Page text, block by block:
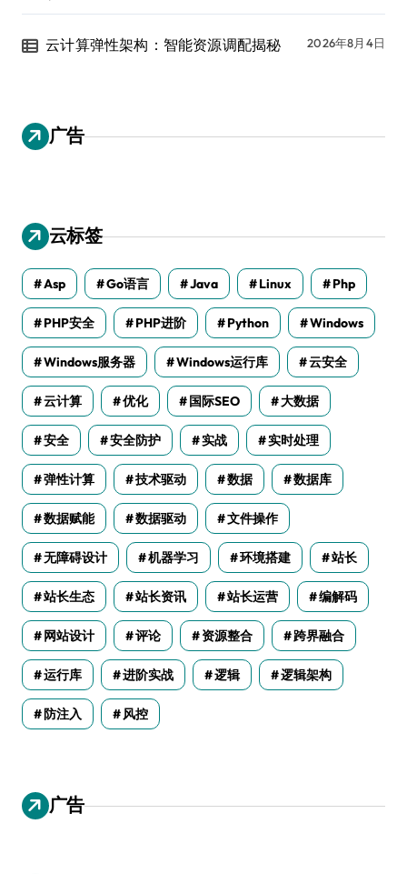
云计算弹性架构：智能资源调配揭秘 2026年8月4日
广告
云标签
Asp Go语言 Java Linux Php
PHP安全 PHP进阶 Python Windows
Windows服务器 Windows运行库 云安全
云计算 优化 国际SEO 大数据
安全 安全防护 实战 实时处理
弹性计算 技术驱动 数据 数据库
数据赋能 数据驱动 文件操作
无障碍设计 机器学习 环境搭建 站长
站长生态 站长资讯 站长运营 编解码
网站设计 评论 资源整合 跨界融合
运行库 进阶实战 逻辑 逻辑架构
防注入 风控
广告